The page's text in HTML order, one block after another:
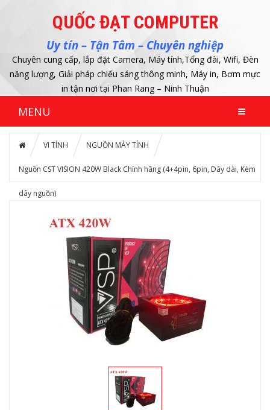
QUỐC ĐẠT COMPUTER
Uy tín – Tận Tâm – Chuyên nghiệp
Chuyên cung cấp, lắp đặt Camera, Máy tính,Tổng đài, Wifi, Đèn
năng lượng, Giải pháp chiếu sáng thông minh, Máy in, Bơm mực
in tận nơi tại Phan Rang – Ninh Thuận
MENU
VI TÍNH NGUỒN MÁY TÍNH
Nguồn CST VISION 420W Black Chính hãng (4+4pin, 6pin, Dây dài, Kèm
dây nguồn)